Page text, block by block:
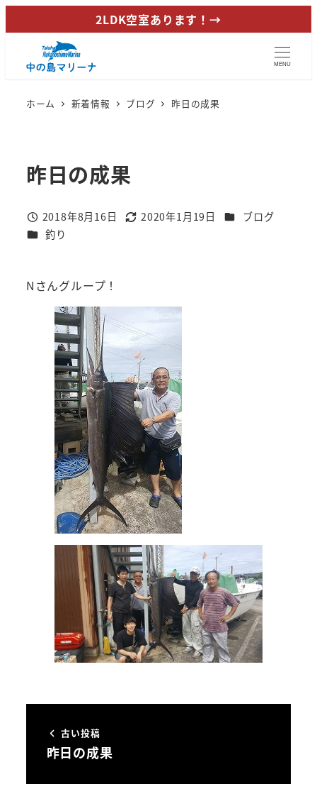
イ
2LDK空室あります！→
MENU
ホーム 新着情報 ブログ 昨日の成果
昨日の成果
投稿日
2018年8月16日
更新日
2020年1月19日 カテゴリー
ブログ
カテゴリー
釣り
Nさんグループ！
古い投稿
昨日の成果